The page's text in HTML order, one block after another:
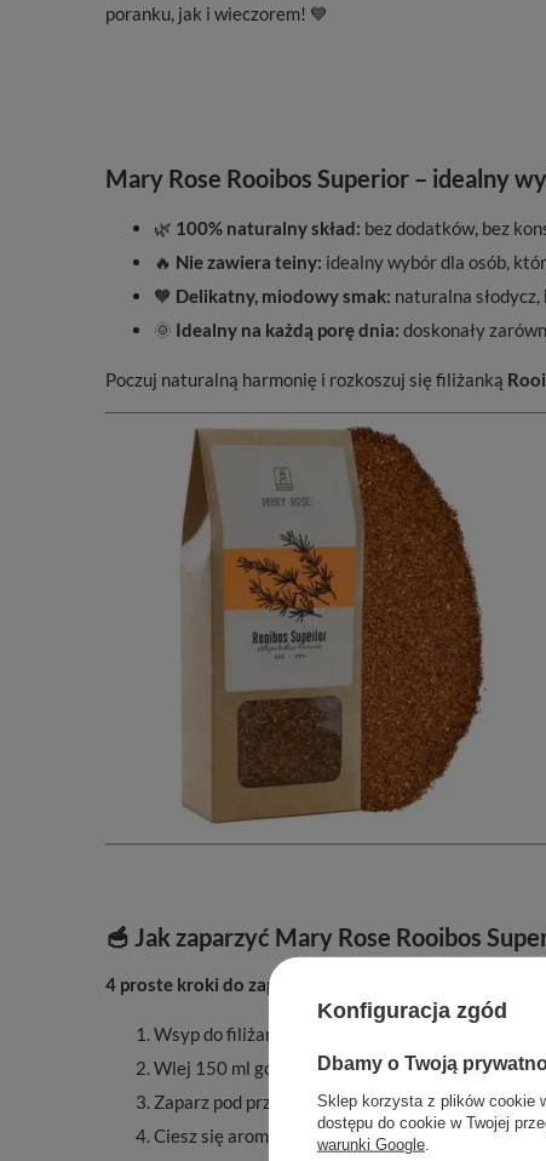
poranku, jak i wieczorem! 💙
Mary Rose Rooibos Superior – idealny
🌿 100% naturalny skład: bez dodatków, bez
🔥 Nie zawiera teiny: idealny wybór dla osób,
🧡 Delikatny, miodowy smak: naturalna
🌞 Idealny na każdą porę dnia: doskonały
Poczuj naturalną harmonię i rozkoszuj się filiżanką
🥣 Jak zaparzyć Mary Rose Rooibos
4 proste kroki do zaparzenia idealnej filiżanki:
Wsyp do filiżanki 1 łyżeczkę herbaty (ok. 2 g).
Wlej 150 ml gorącej wody (90-95°C).
Zaparz pod przykryciem przez 4-5 minut.
Ciesz się aromatycznym naparem i chwilą
Konfiguracja zgód
Dbamy o Twoją
Sklep korzysta z plików cookie
dostępu do cookie w Twojej
warunki Google